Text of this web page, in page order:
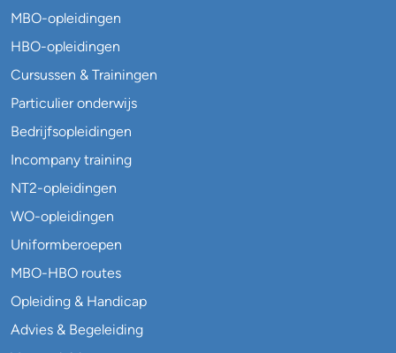
MBO-opleidingen
HBO-opleidingen
Cursussen & Trainingen
Particulier onderwijs
Bedrijfsopleidingen
Incompany training
NT2-opleidingen
WO-opleidingen
Uniformberoepen
MBO-HBO routes
Opleiding & Handicap
Advies & Begeleiding